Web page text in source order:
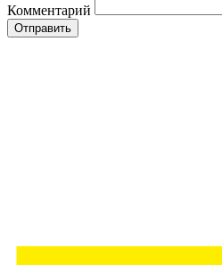
Комментарий
Отправить